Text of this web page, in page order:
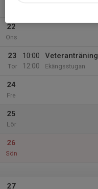
22
Ons
23
Tor
10:00
12:00
Veteranträning
Ekängsstugan
24
Fre
25
Lör
26
Sön
27